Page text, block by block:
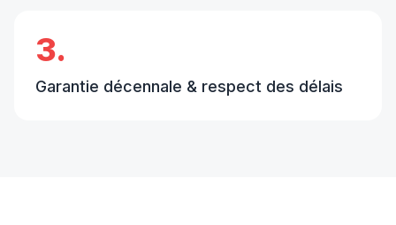
3.
Garantie décennale & respect des délais